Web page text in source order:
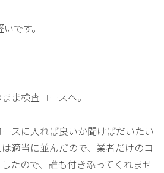
です。
ま検査コースへ。
スに入れば良いか聞けばだいたい
適当に並んだので、業者だけのコ
たので、誰も付き添ってくれませ